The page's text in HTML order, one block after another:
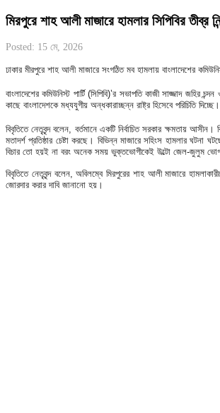
মিরপুরে শাহ আলী মাজারে হামলার সিপিবির তীব্র
Posted: 15 মে, 2026
ঢাকার মীরপুরে শাহ আলী মাজারে সংগঠিত মব হামলায় বাংলাদেশের
বাংলাদেশের কমিউনিস্ট পার্টি (সিপিবি)’র সভাপতি কাজী সাজ্জাদ
কাছে বাংলাদেশকে মধ্যযুগীয় অন্ধকারাচ্ছন্ন রাষ্ট্র হিসেবে পরিচিতি দিচ্ছে।
বিবৃতিতে নেতৃবৃন্দ বলেন, বর্তমানে একটি নির্বাচিত সরকার ক্ষমতায়
মতাদর্শ প্রতিষ্ঠার চেষ্টা করছে। বিভিন্ন মাজারে সহিংস হামলার
বিচার তো হয়ই না বরং অনেক সময় ভুক্তভোগীকেই উল্টো জেল-জুলুম
বিবৃতিতে নেতৃবৃন্দ বলেন, অবিলম্বে মিরপুরের শাহ আলী মাজারে
জোরদার করার দাবি জানানো হয়।